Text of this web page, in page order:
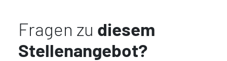
Fragen zu diesem
Stellenangebot?